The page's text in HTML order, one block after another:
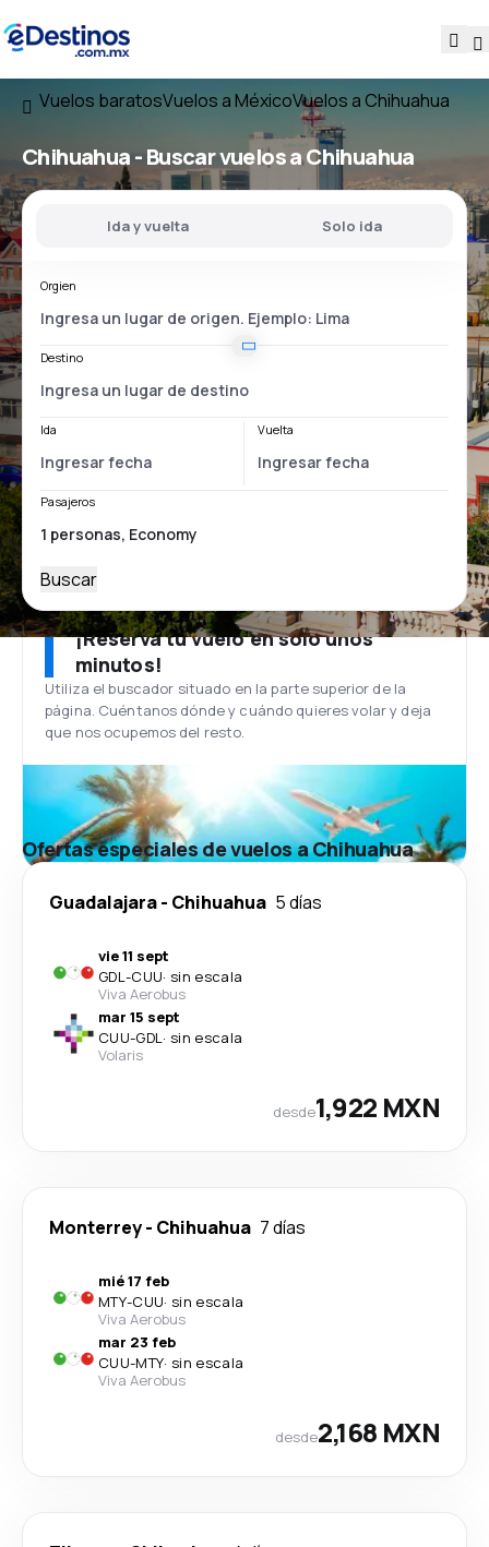
Vuelos baratosVuelos a MéxicoVuelos a Chihuahua
Chihuahua - Buscar vuelos a Chihuahua
Ida y vuelta Solo ida
Orgien
Destino
Ida Vuelta
Pasajeros
Buscar
¡Reserva tu vuelo en solo unos
minutos!
Utiliza el buscador situado en la parte superior de la
página. Cuéntanos dónde y cuándo quieres volar y deja
que nos ocupemos del resto.
Ofertas especiales de vuelos a Chihuahua
Guadalajara- Chihuahua 5 días
vie 11 sept
GDL-CUU· sin escala
Viva Aerobus
mar 15 sept
CUU-GDL· sin escala
Volaris
desde1,922 MXN
Monterrey- Chihuahua 7 días
mié 17 feb
MTY-CUU· sin escala
Viva Aerobus
mar 23 feb
CUU-MTY· sin escala
Viva Aerobus
desde2,168 MXN